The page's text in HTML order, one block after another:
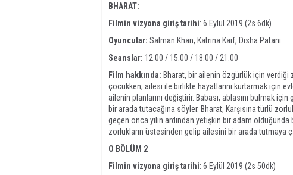
BHARAT:
Filmin vizyona giriş tarihi: 6 Eylül 2019 (2s 6dk)
Oyuncular: Salman Khan, Katrina Kaif, Disha Patani
Seanslar: 12.00 / 15.00 / 18.00 / 21.00
Film hakkında: Bharat, bir ailenin özgürlük için
çocukken, ailesi ile birlikte hayatlarını kurtarmak için
ailenin planlarını değiştirir. Babası, ablasını bulmak
bir arada tutacağına söyler. Bharat, Karşısına türlü
geçen onca yılın ardından yetişkin bir adam
zorlukların üstesinden gelip ailesini bir arada tutmaya
O BÖLÜM 2
Filmin vizyona giriş tarihi: 6 Eylül 2019 (2s 50dk)